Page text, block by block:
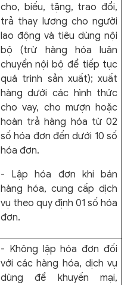
cho, biếu, tặng, trao đổi,
trả thay lương cho người
lao động và tiêu dùng nội
bộ (trừ hàng hóa luân
chuyển nội bộ để tiếp tục
quá trình sản xuất); xuất
hàng dưới các hình thức
cho vay, cho mượn hoặc
hoàn trả hàng hóa từ 02
số hóa đơn đến dưới 10 số
hóa đơn.
- Lập hóa đơn khi bán
hàng hóa, cung cấp dịch
vụ theo quy định 01 số hóa
đơn.
- Không lập hóa đơn đối
với các hàng hóa, dịch vụ
dùng để khuyến mại,